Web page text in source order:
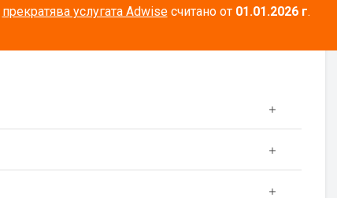
прекратява услугата Adwiseсчитано от 01.01.2026 г.